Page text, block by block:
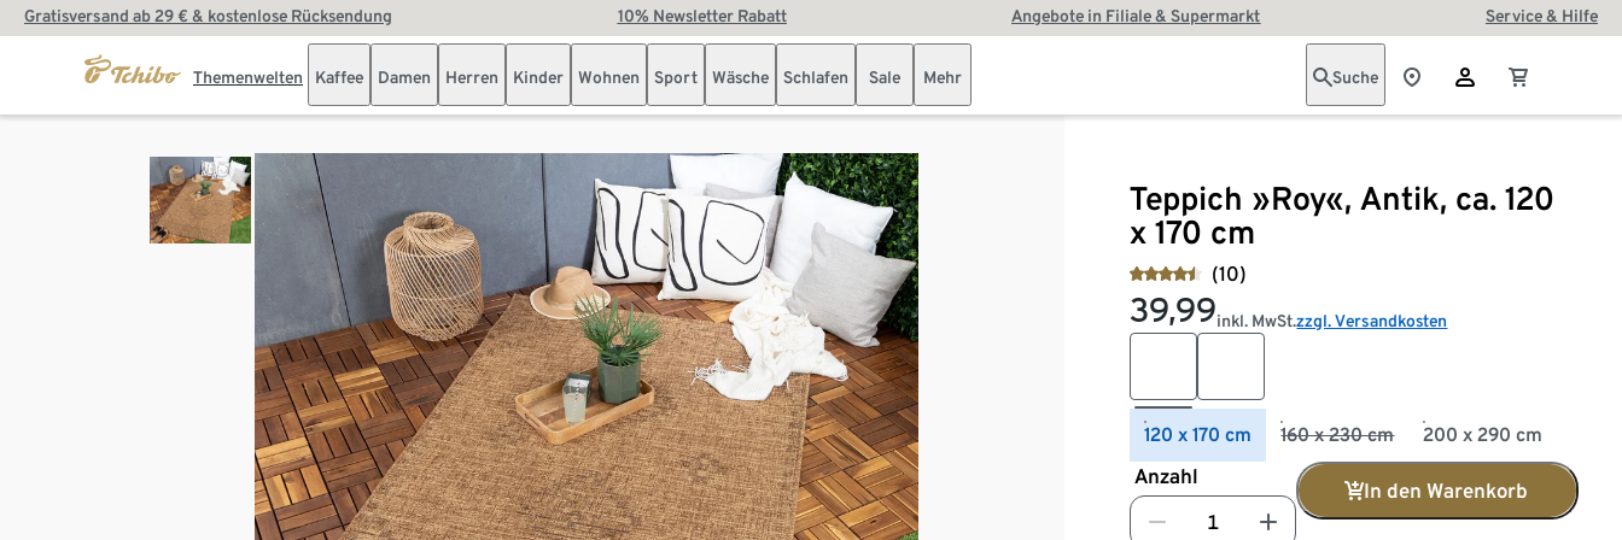
Gratisversand ab 29 € & kostenlose Rücksendung 10% Newsletter Rabatt Angebote in Filiale & Supermarkt Service & Hilfe
Themenwelten Kaffee Damen Herren Kinder Wohnen Sport Wäsche Schlafen Sale Mehr Suche
Teppich »Roy«, Antik, ca. 120
x 170 cm
(10)
39,99inkl. MwSt.zzgl. Versandkosten
120 x 170 cm 160 x 230 cm 200 x 290 cm
Anzahl
In den Warenkorb